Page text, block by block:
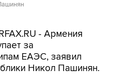
- Армения
за
ЕАЭС, заявил
Никол Пашинян.